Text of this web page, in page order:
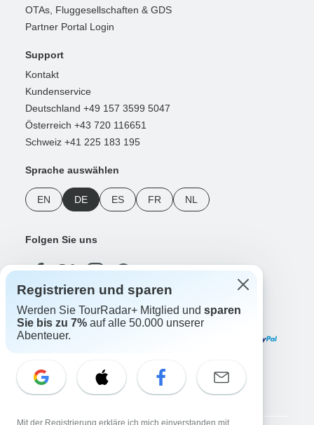
OTAs, Fluggesellschaften & GDS
Partner Portal Login
Support
Kontakt
Kundenservice
Deutschland +49 157 3599 5047
Österreich +43 720 116651
Schweiz +41 225 183 195
Sprache auswählen
EN DE ES FR NL
Folgen Sie uns
Zahlungsmethoden
Unsere App herunterladen
Registrieren und sparen
Werden Sie TourRadar+ Mitglied und sparen
Sie bis zu 7% auf alle 50.000 unserer
Abenteuer.
Mit der Registrierung erkläre ich mich einverstanden mit